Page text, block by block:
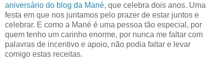
aniversário do blog da Mané, que celebra dois anos. Uma
festa em que nos juntamos pelo prazer de estar juntos e
celebrar. E como a Mané é uma pessoa tão especial, por
quem tenho um carinho enorme, por nunca me faltar com
palavras de incentivo e apoio, não podia faltar e levar
comigo estas receitas.